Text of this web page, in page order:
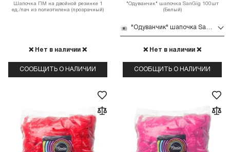
Шапочка ПМ на двойной резинке 1
ед./пач из полиэтилена (прозрачный)
❌ Нет в наличии ❌
СООБЩИТЬ О НАЛИЧИИ
"Одуванчик" шапочка SanGig 100шт
(Белый)
"Одуванчик" шапочка SanGig 100шт (Белый)
❌ Нет в наличии ❌
СООБЩИТЬ О НАЛИЧИИ